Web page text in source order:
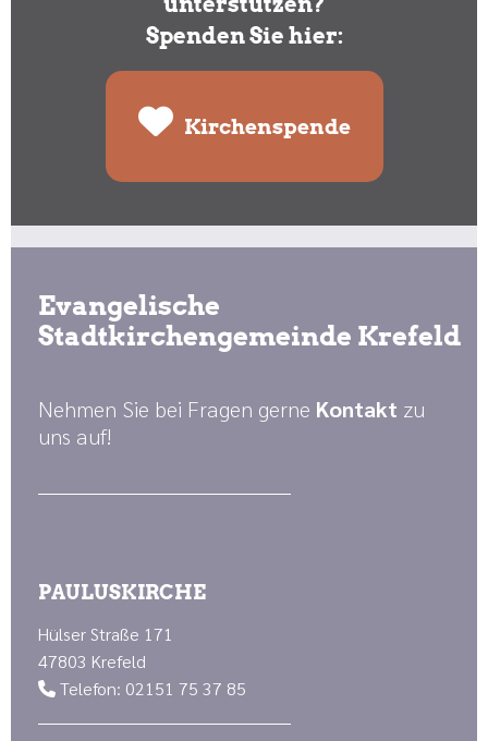
Spenden Sie hier:
Kirchenspende
Evangelische
Stadtkirchengemeinde Krefeld
Nehmen Sie bei Fragen gerne Kontakt zu
uns auf!
PAULUSKIRCHE
Hülser Straße 171
47803 Krefeld
 Telefon: 02151 75 37 85